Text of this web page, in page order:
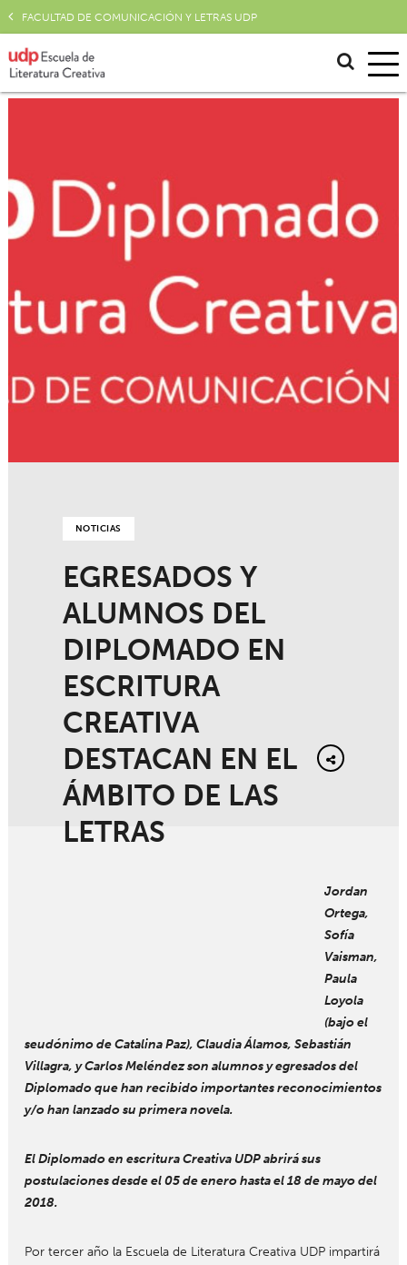
FACULTAD DE COMUNICACIÓN Y LETRAS UDP
NOTICIAS
EGRESADOS Y
ALUMNOS DEL
DIPLOMADO EN
ESCRITURA
CREATIVA
DESTACAN EN EL
ÁMBITO DE LAS
LETRAS
Jordan
Ortega,
Sofía
Vaisman,
Paula
Loyola
(bajo el
seudónimo de Catalina Paz), Claudia Álamos, Sebastián
Villagra, y Carlos Meléndez son alumnos y egresados del
Diplomado que han recibido importantes reconocimientos
y/o han lanzado su primera novela.
El Diplomado en escritura Creativa UDP abrirá sus
postulaciones desde el 05 de enero hasta el 18 de mayo del
2018.
Por tercer año la Escuela de Literatura Creativa UDP impartirá